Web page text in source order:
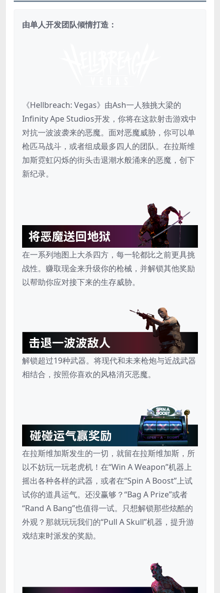
由单人开发团队倾情打造：
《Hellbreach: Vegas》由Ash一人独挑大梁的
Infinity Ape Studios开发，你将在这款射击游戏中
对抗一波波袭来的恶魔。面对恶魔威胁，你可以单
枪匹马战斗，或者组成最多四人的团队。在拉斯维
加斯霓虹闪烁的街头击退潮水般涌来的恶魔，创下
新纪录。
在一系列地图上大杀四方，每一轮都比之前更具挑
战性。赚取现金来升级你的枪械，并解锁其他奖励
以帮助你应对接下来的生存威胁。
解锁超过19种武器。将现代和未来枪炮与近战武器
相结合，按照你喜欢的风格消灭恶魔。
在拉斯维加斯发生的一切，就留在拉斯维加斯，所
以不妨玩一玩老虎机！在“Win A Weapon”机器上
摇出各种各样的武器，或者在“Spin A Boost”上试
试你的道具运气。还没赢够？“Bag A Prize”或者
“Rand A Bang”也值得一试。只想解锁那些炫酷的
外观？那就玩玩我们的“Pull A Skull”机器，提升游
戏结束时派发的奖励。